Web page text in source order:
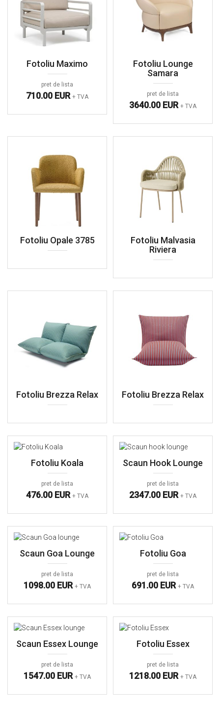
Fotoliu Maximo
pret de lista
710.00 EUR + TVA
Fotoliu Lounge
Samara
pret de lista
3640.00 EUR + TVA
Fotoliu Opale 3785
Fotoliu Malvasia
Riviera
Fotoliu Brezza Relax Fotoliu Brezza Relax
Fotoliu Koala
pret de lista
476.00 EUR + TVA
Scaun Hook Lounge
pret de lista
2347.00 EUR + TVA
Scaun Goa Lounge
pret de lista
1098.00 EUR + TVA
Fotoliu Goa
pret de lista
691.00 EUR + TVA
Scaun Essex Lounge
pret de lista
1547.00 EUR + TVA
Fotoliu Essex
pret de lista
1218.00 EUR + TVA